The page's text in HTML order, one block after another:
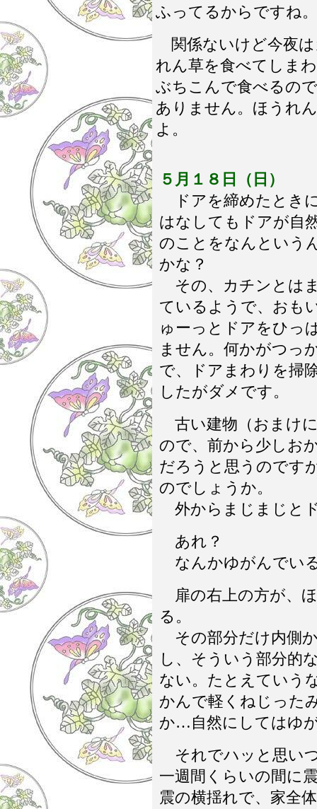
ふってるからですね
関係ないけど今夜
れん草を食べてしま
ぶちこんで食べるの
ありません。ほうれ
よ。
５月１８日（日）
ドアを締めたとき
はなしてもドアが自
のことをなんという
かな？
その、カチンとは
ているようで、おも
ゅーっとドアをひっ
ません。何かがつっ
で、ドアまわりを掃
したがダメです。
古い建物（おまけ
ので、前から少しお
だろうと思うのです
のでしょうか。
外からまじまじと
あれ？
なんかゆがんでい
扉の右上の方が、
る。
その部分だけ内側
し、そういう部分的
ない。たとえていう
かんで軽くねじった
か…自然にしてはゆ
それでハッと思い
一週間くらいの間に
震の横揺れで、家全